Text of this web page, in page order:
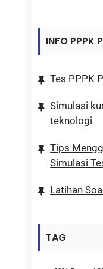
INFO PPPK
Tes PPPK
Simulasi
teknologi
Tips
Simulasi
Latihan
TAG